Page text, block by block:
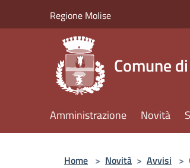
Regione Molise
Comune
Amministrazione Novità
Home > Novità > Avvisi >